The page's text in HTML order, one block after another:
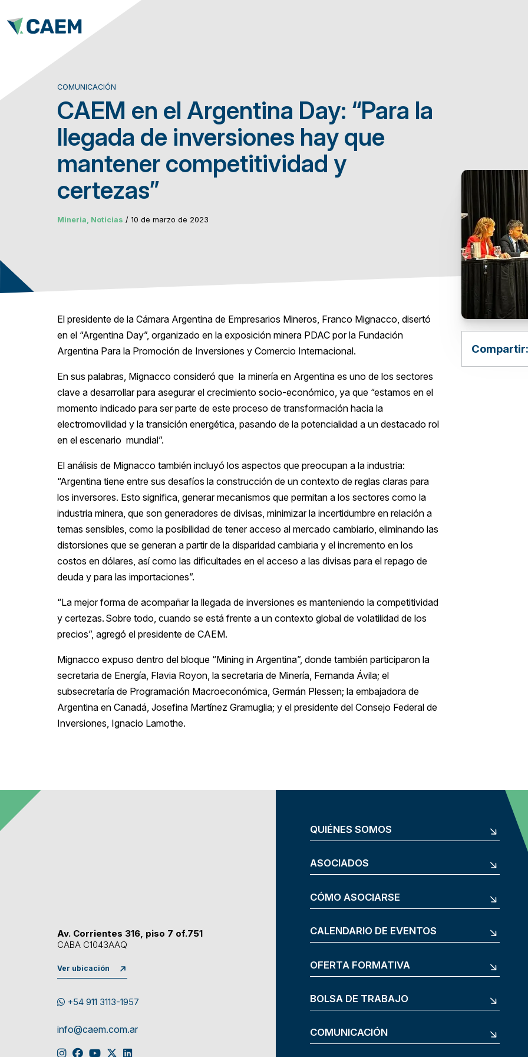
COMUNICACIÓN
CAEM en el Argentina Day: “Para la
llegada de inversiones hay que
mantener competitividad y
certezas”
Mineria, Noticias / 10 de marzo de 2023
El presidente de la Cámara Argentina de Empresarios Mineros, Franco Mignacco, disertó
en el “Argentina Day”, organizado en la exposición minera PDAC por la Fundación
Argentina Para la Promoción de Inversiones y Comercio Internacional.
En sus palabras, Mignacco consideró que la minería en Argentina es uno de los sectores
clave a desarrollar para asegurar el crecimiento socio-económico, ya que “estamos en el
momento indicado para ser parte de este proceso de transformación hacia la
electromovilidad y la transición energética, pasando de la potencialidad a un destacado rol
en el escenario mundial”.
El análisis de Mignacco también incluyó los aspectos que preocupan a la industria:
“Argentina tiene entre sus desafíos la construcción de un contexto de reglas claras para
los inversores. Esto significa, generar mecanismos que permitan a los sectores como la
industria minera, que son generadores de divisas, minimizar la incertidumbre en relación a
temas sensibles, como la posibilidad de tener acceso al mercado cambiario, eliminando las
distorsiones que se generan a partir de la disparidad cambiaria y el incremento en los
costos en dólares, así como las dificultades en el acceso a las divisas para el repago de
deuda y para las importaciones”.
“La mejor forma de acompañar la llegada de inversiones es manteniendo la competitividad
y certezas. Sobre todo, cuando se está frente a un contexto global de volatilidad de los
precios”, agregó el presidente de CAEM.
Mignacco expuso dentro del bloque “Mining in Argentina”, donde también participaron la
secretaria de Energía, Flavia Royon, la secretaria de Minería, Fernanda Ávila; el
subsecretaría de Programación Macroeconómica, Germán Plessen; la embajadora de
Argentina en Canadá, Josefina Martínez Gramuglia; y el presidente del Consejo Federal de
Inversiones, Ignacio Lamothe.
Compartir:
Av. Corrientes 316, piso 7 of.751
CABA C1043AAQ
Ver ubicación
+54 911 3113-1957
info@caem.com.ar
QUIÉNES SOMOS
ASOCIADOS
CÓMO ASOCIARSE
CALENDARIO DE EVENTOS
OFERTA FORMATIVA
BOLSA DE TRABAJO
COMUNICACIÓN